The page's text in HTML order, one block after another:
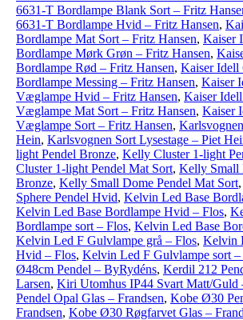
6631-T Bordlampe Blank Sort – Fritz
6631-T Bordlampe Hvid – Fritz Hansen,
Bordlampe Mat Sort – Fritz Hansen, Kaiser
Bordlampe Mørk Grøn – Fritz Hansen,
Bordlampe Rød – Fritz Hansen, Kaiser Idell
Bordlampe Messing – Fritz Hansen, Kaiser
Væglampe Hvid – Fritz Hansen, Kaiser
Væglampe Mat Sort – Fritz Hansen, Kaiser
Væglampe Sort – Fritz Hansen,
Hein, Karlsvognen Sort Lysestage – Piet
light Pendel Bronze, Kelly Cluster 1-light
Cluster 1-light Pendel Mat Sort, Kelly Small
Bronze, Kelly Small Dome Pendel Mat Sort,
Sphere Pendel Hvid, Kelvin Led Base
Kelvin Led Base Bordlampe Hvid – Flos,
Bordlampe sort – Flos, Kelvin Led Base
Kelvin Led F Gulvlampe grå – Flos, Kelvin
Hvid – Flos, Kelvin Led F Gulvlampe sort –
Ø48cm Pendel – ByRydéns, Kerdil 212
Larsen, Kiri Utomhus IP44 Svart Matt/Guld
Pendel Opal Glas – Frandsen, Kobe Ø30
Frandsen, Kobe Ø30 Røgfarvet Glas –